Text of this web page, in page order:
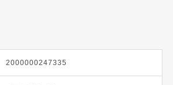
2000000247335